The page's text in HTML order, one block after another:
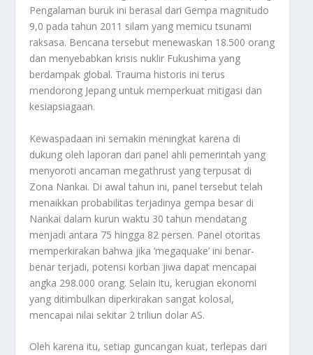
Pengalaman buruk ini berasal dari Gempa magnitudo
9,0 pada tahun 2011 silam yang memicu tsunami
raksasa. Bencana tersebut menewaskan 18.500 orang
dan menyebabkan krisis nuklir Fukushima yang
berdampak global. Trauma historis ini terus
mendorong Jepang untuk memperkuat mitigasi dan
kesiapsiagaan.
Kewaspadaan ini semakin meningkat karena di
dukung oleh laporan dari panel ahli pemerintah yang
menyoroti ancaman megathrust yang terpusat di
Zona Nankai. Di awal tahun ini, panel tersebut telah
menaikkan probabilitas terjadinya gempa besar di
Nankai dalam kurun waktu 30 tahun mendatang
menjadi antara 75 hingga 82 persen. Panel otoritas
memperkirakan bahwa jika‘megaquake’ ini benar-
benar terjadi, potensi korban jiwa dapat mencapai
angka 298.000 orang. Selain itu, kerugian ekonomi
yang ditimbulkan diperkirakan sangat kolosal,
mencapai nilai sekitar 2 triliun dolar AS.
Oleh karena itu, setiap guncangan kuat, terlepas dari